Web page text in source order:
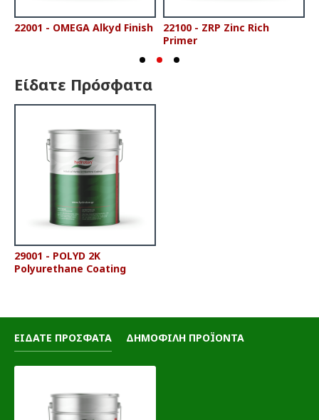
22001 - OMEGA Alkyd Finish
22100 - ZRP Zinc Rich
Primer
Είδατε Πρόσφατα
29001 - POLYD 2K
Polyurethane Coating
ΕΙΔΑΤΕ ΠΡΟΣΦΑΤΑ ΔΗΜΟΦΙΛΗ ΠΡΟΪΟΝΤΑ